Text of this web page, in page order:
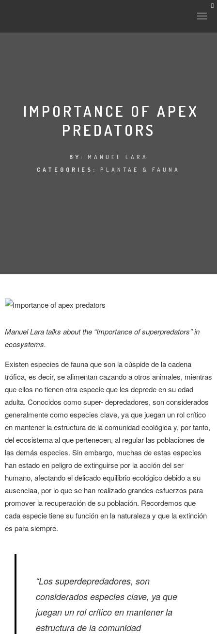
INTERVENTIONS
LANDUUM
HONORARY COUNCIL
IMPORTANCE OF APEX
PREDATORS
BY: MANUEL LARA
CATEGORIES: PLANTAE & FAUNA
Manuel Lara talks about the “Importance of superpredators” in
ecosystems.
Existen especies de fauna que son la cúspide de la cadena
trófica, es decir, se alimentan cazando a otros animales, mientras
que ellos no tienen otra especie que les deprede en su edad
adulta. Conocidos como super- depredadores, son considerados
generalmente como especies clave, ya que juegan un rol crítico
en mantener la estructura de la comunidad ecológica y, por tanto,
del ecosistema al que pertenecen, al regular las poblaciones de
las demás especies. Sin embargo, muchas de estas especies
han estado en peligro de extinguirse por la acción del ser
humano, afectando el delicado equilibrio ecológico debido a su
ausenciaa, por lo que se han realizado grandes esfuerzos para
promover la recuperación de su población. Recordemos que
cada especie tiene su función en la naturaleza y que la extinción
es para siempre.
“Los superdepredadores, son
considerados especies clave, ya que
juegan un rol crítico en mantener la
estructura de la comunidad